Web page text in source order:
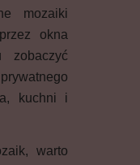
mozaiki
okna
zobaczyć
kuchni i
warto